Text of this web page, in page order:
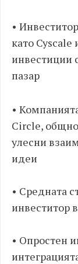
•
като Cyscale
инвестиции
пазар
•
Circle,
улесни
идеи
• Средната
инвеститор в
• Опростен